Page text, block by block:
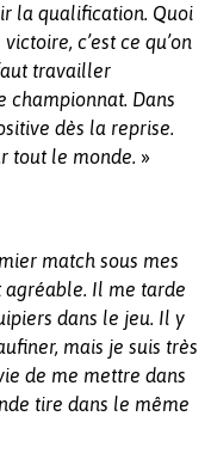
la qualification. Quoi
c’est ce qu’on
travailler
championnat. Dans
dès la reprise.
tout le monde. »
match sous mes
agréable. Il me tarde
dans le jeu. Il y
mais je suis très
de me mettre dans
tire dans le même